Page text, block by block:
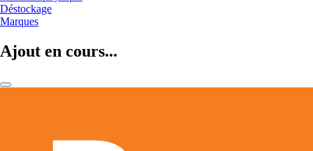
Déstockage
Marques
Ajout en cours...